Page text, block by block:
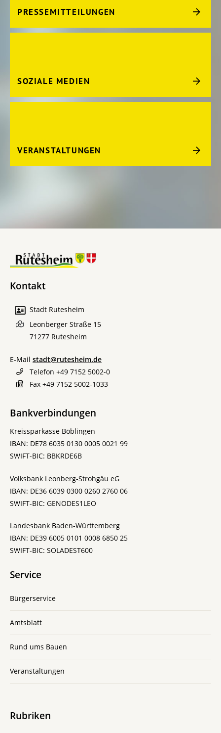
PRESSEMITTEILUNGEN
SOZIALE MEDIEN
VERANSTALTUNGEN
Kontakt
Stadt Rutesheim
Leonberger Straße 15
71277 Rutesheim
E-Mail stadt@rutesheim.de
Telefon +49 7152 5002-0
Fax +49 7152 5002-1033
Bankverbindungen
Kreissparkasse Böblingen
IBAN: DE78 6035 0130 0005 0021 99
SWIFT-BIC: BBKRDE6B
Volksbank Leonberg-Strohgäu eG
IBAN: DE36 6039 0300 0260 2760 06
SWIFT-BIC: GENODES1LEO
Landesbank Baden-Württemberg
IBAN: DE39 6005 0101 0008 6850 25
SWIFT-BIC: SOLADEST600
Service
Bürgerservice
Amtsblatt
Rund ums Bauen
Veranstaltungen
Rubriken